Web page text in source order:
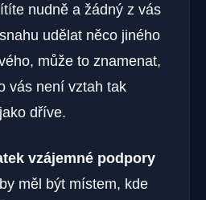
nudně a žádný z vás
udělat něco jiného
může to znamenat,
vás není vztah tak
dříve.
vzájemné podpory
měl být místem, kde